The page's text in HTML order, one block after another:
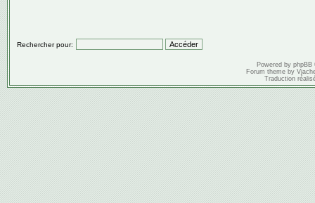
Rechercher pour:
Powered by phpBB
Forum theme by
Traduction